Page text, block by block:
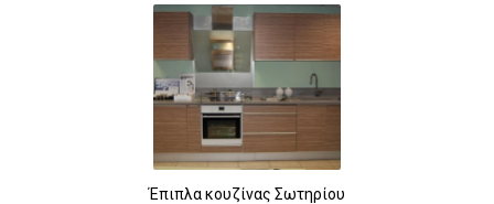
Έπιπλα κουζίνας Σωτηρίου